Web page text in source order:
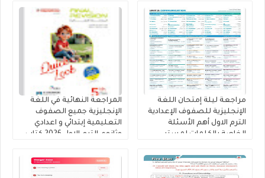
مراجعة ليلة إمتحان اللغة
الإنجليزية للصفوف الإعدادية
الترم الاول أهم الأسئلة
الخاصة بالكلمات لمستر
المراجعة النهائية في اللغة
الإنجليزية جميع الصفوف
التعليمية إبتدائي و اعدادي
وثانوي الترم الاول 2026 كتاب